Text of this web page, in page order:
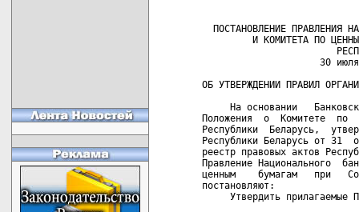
ПОСТАНОВЛЕНИЕ ПРАВЛЕНИЯ
И КОМИТЕТА ПО
30
ОБ УТВЕРЖДЕНИИ ПРАВИЛ
На основании
Положения  о  Комитете  по
Республики  Беларусь,
Республики Беларусь от 31
реестр правовых актов
Правление Национального
ценным    бумагам   при
постановляют:
Утвердить прилагаемые